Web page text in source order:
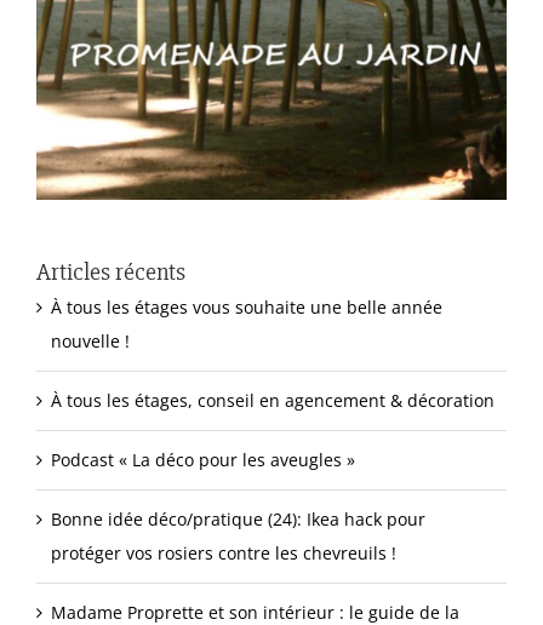
Articles récents
À tous les étages vous souhaite une belle année
nouvelle !
À tous les étages, conseil en agencement & décoration
Podcast « La déco pour les aveugles »
Bonne idée déco/pratique (24): Ikea hack pour
protéger vos rosiers contre les chevreuils !
Madame Proprette et son intérieur : le guide de la